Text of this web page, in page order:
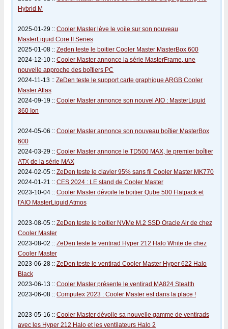
Hybrid M
2025-01-29 :: Cooler Master lève le voile sur son nouveau
MasterLiquid Core II Series
2025-01-08 :: Zeden teste le boitier Cooler Master MasterBox 600
2024-12-10 :: Cooler Master annonce la série MasterFrame, une
nouvelle approche des boîtiers PC
2024-11-13 :: ZeDen teste le support carte graphique ARGB Cooler
Master Atlas
2024-09-19 :: Cooler Master annonce son nouvel AIO : MasterLiquid
360 Ion
2024-05-06 :: Cooler Master annonce son nouveau boîtier MasterBox
600
2024-03-29 :: Cooler Master annonce le TD500 MAX, le premier boîtier
ATX de la série MAX
2024-02-05 :: ZeDen teste le clavier 95% sans fil Cooler Master MK770
2024-01-21 :: CES 2024 : LE stand de Cooler Master
2023-10-04 :: Cooler Master dévoile le boitier Qube 500 Flatpack et
l'AIO MasterLiquid Atmos
2023-08-05 :: ZeDen teste le boitier NVMe M.2 SSD Oracle Air de chez
Cooler Master
2023-08-02 :: ZeDen teste le ventirad Hyper 212 Halo White de chez
Cooler Master
2023-06-28 :: ZeDen teste le ventirad Cooler Master Hyper 622 Halo
Black
2023-06-13 :: Cooler Master présente le ventirad MA824 Stealth
2023-06-08 :: Computex 2023 : Cooler Master est dans la place !
2023-05-16 :: Cooler Master dévoile sa nouvelle gamme de ventirads
avec les Hyper 212 Halo et les ventilateurs Halo 2